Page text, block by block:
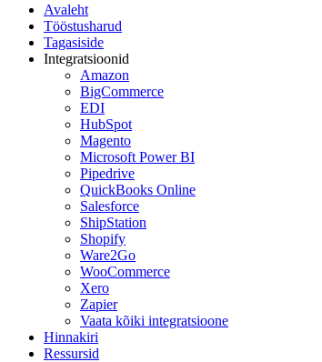
Avaleht
Tööstusharud
Tagasiside
Integratsioonid
Amazon
BigCommerce
EDI
HubSpot
Magento
Microsoft Power BI
Pipedrive
QuickBooks Online
Salesforce
ShipStation
Shopify
Ware2Go
WooCommerce
Xero
Zapier
Vaata kõiki integratsioone
Hinnakiri
Ressursid